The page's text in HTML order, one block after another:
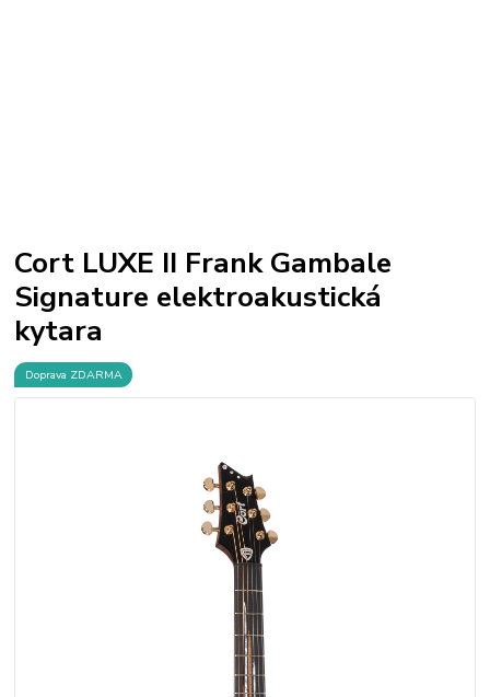
Cort LUXE II Frank Gambale
Signature elektroakustická
kytara
Doprava ZDARMA